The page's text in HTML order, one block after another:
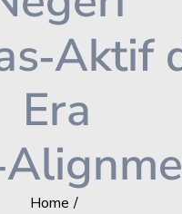
Era
Home